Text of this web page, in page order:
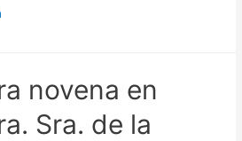
novena en
Sra. de la